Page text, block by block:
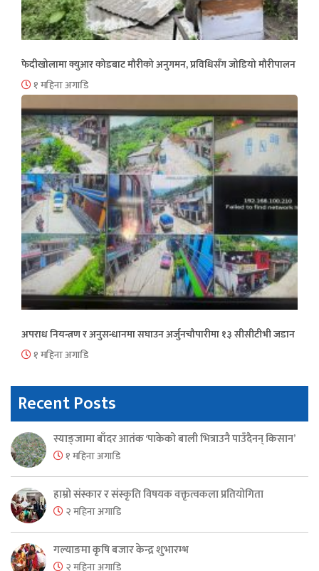
फेदीखोलामा क्युआर कोडबाट मौरीको अनुगमन, प्रविधिसँग जोडियो मौरीपालन
१ महिना अगाडि
अपराध नियन्त्रण र अनुसन्धानमा सघाउन अर्जुनचौपारीमा १३ सीसीटीभी जडान
१ महिना अगाडि
Recent Posts
स्याङ्जामा बाँदर आतंक ‘पाकेको बाली भित्राउनै पाउँदैनन् किसान’
१ महिना अगाडि
हाम्रो संस्कार र संस्कृति विषयक वक्तृत्वकला प्रतियोगिता
२ महिना अगाडि
गल्याङमा कृषि बजार केन्द्र शुभारम्भ
२ महिना अगाडि